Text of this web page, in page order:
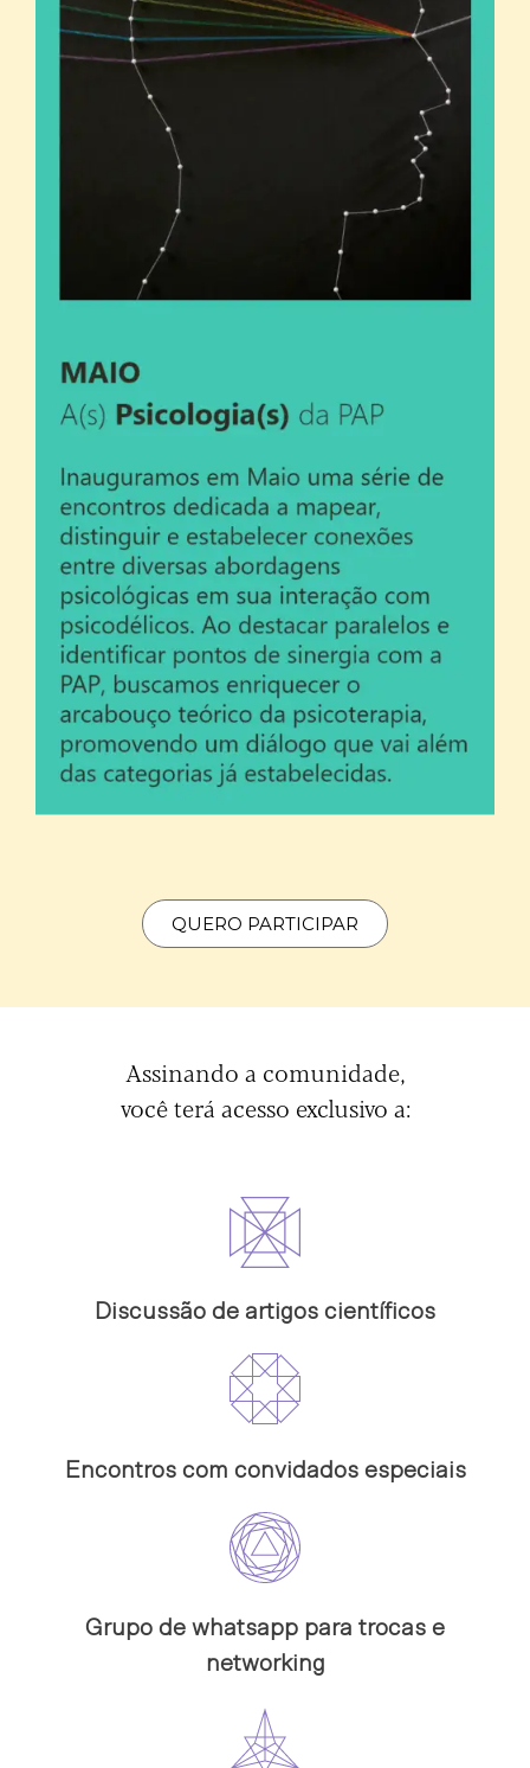
QUERO PARTICIPAR
Assinando a comunidade,
você terá acesso exclusivo a:
Discussão de artigos científicos
Encontros com convidados especiais
Grupo de whatsapp para trocas e
networking